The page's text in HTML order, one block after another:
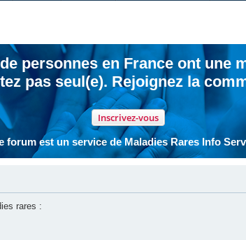
personnes en France ont une
pas seul(e). Rejoignez la
Inscrivez-vous
forum est un service de Maladies Rares Info
rares :